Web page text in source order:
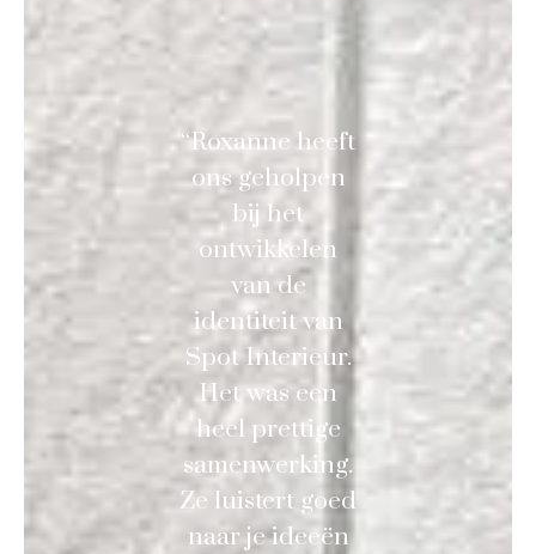
“Roxanne heeft
ons geholpen
bij het
ontwikkelen
van de
identiteit van
Spot Interieur.
Het was een
heel prettige
samenwerking.
Ze luistert goed
naar je ideeën